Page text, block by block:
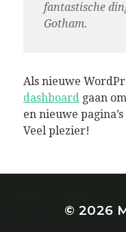
fantastische
Gotham.
Als nieuwe
dashboardgaan
en nieuwe
Veel plezier!
© 2026